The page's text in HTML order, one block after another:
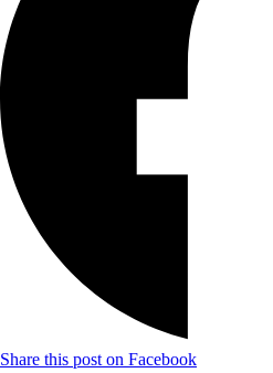
Share this post on Facebook